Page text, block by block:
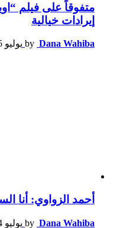
متفوقاً على فيلم
إيرادات خيالية
by Dana Wahiba يوليو 25, 2023, 2:41 م
أحمد الزواوي: أنا
by Dana Wahiba يوليو 24, 2023, 6:40 م